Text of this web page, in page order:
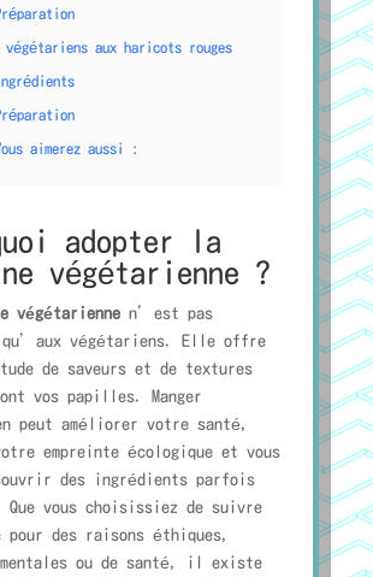
végétariens aux haricots rouges
aimerez aussi :
adopter la
végétarienne ?
végétariennen’est pas
qu’aux végétariens. Elle offre
de saveurs et de textures
vos papilles. Manger
peut améliorer votre santé,
empreinte écologique et vous
des ingrédients parfois
Que vous choisissiez de suivre
pour des raisons éthiques,
ou de santé, il existe